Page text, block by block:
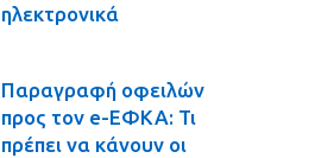
ηλεκτρονικά
Παραγραφή οφειλών
προς τον e-ΕΦΚΑ: Τι
πρέπει να κάνουν οι